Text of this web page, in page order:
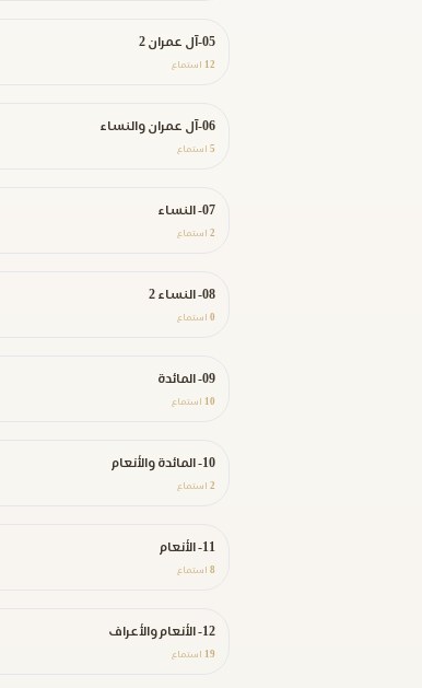
05-آل عمران 2
12 استماع
06-آل عمران والنساء
5 استماع
07- النساء
2 استماع
08- النساء 2
0 استماع
09- المائدة
10 استماع
10- المائدة والأنعام
2 استماع
11- الأنعام
8 استماع
12- الأنعام والأعراف
19 استماع